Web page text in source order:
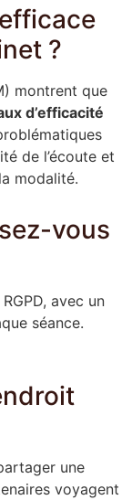
?
montrent que
d’efficacité
de l’écoute et
modalité.
vous
avec un
séance.
une
voyagent